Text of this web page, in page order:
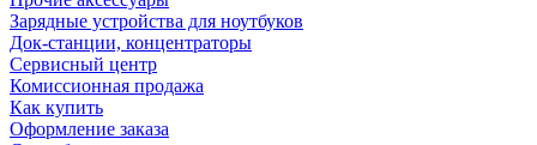
Зарядные устройства для ноутбуков
Док-станции, концентраторы
Сервисный центр
Комиссионная продажа
Как купить
Оформление заказа